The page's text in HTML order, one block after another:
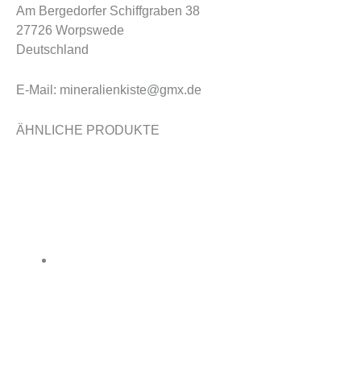
Am Bergedorfer Schiffgraben 38
27726 Worpswede
Deutschland
E-Mail: mineralienkiste@gmx.de
ÄHNLICHE PRODUKTE